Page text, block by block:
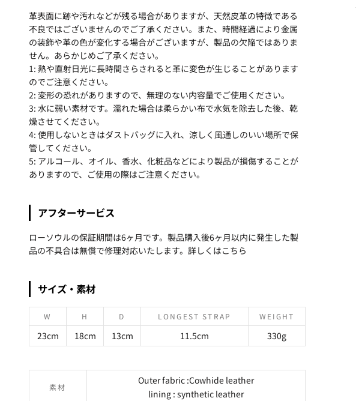
革表面に跡や汚れなどが残る場合がありますが、天然皮革の特徴である
不良ではございませんのでご了承ください。また、時間経過により金属
の装飾や革の色が変化する場合がございますが、製品の欠陥ではありま
せん。あらかじめご了承ください。
1: 熱や直射日光に長時間さらされると革に変色が生じることがあります
のでご注意ください。
2: 変形の恐れがありますので、無理のない内容量でご使用ください。
3: 水に弱い素材です。濡れた場合は柔らかい布で水気を除去した後、乾
燥させてください。
4: 使用しないときはダストバッグに入れ、涼しく風通しのいい場所で保
管してください。
5: アルコール、オイル、香水、化粧品などにより製品が損傷することが
ありますので、ご使用の際はご注意ください。
アフターサービス
ローソウルの保証期間は6ヶ月です。製品購入後6ヶ月以内に発生した製
品の不具合は無償で修理対応いたします。詳しくはこちら
サイズ・素材
W H D LONGEST STRAP WEIGHT
23cm 18cm 13cm 11.5cm 330g
素材
Outer fabric :Cowhide leather
lining : synthetic leather